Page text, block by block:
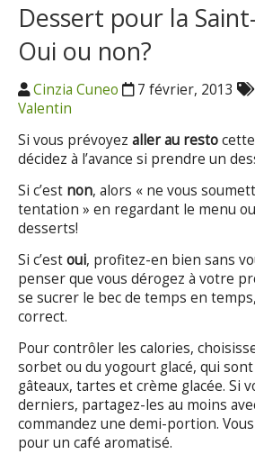
Dessert pour la
Oui ou non?
Cinzia Cuneo 7 février, 2013
Valentin
Si vous prévoyez aller au restocette
décidez à l’avance si prendre un
Si c’est non, alors « ne vous
tentation » en regardant le menu
desserts!
Si c’estoui, profitez-en bien sans
penser que vous dérogez à votre
se sucrer le bec de temps en
correct.
Pour contrôler les calories,
sorbet ou du yogourt glacé, qui
gâteaux, tartes et crème glacée. Si
derniers, partagez-les au moins
commandez une demi-portion.
pour un café aromatisé.